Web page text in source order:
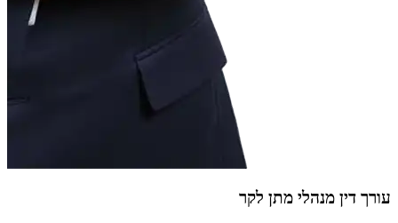
עורך דין מנהלי מתן לקר